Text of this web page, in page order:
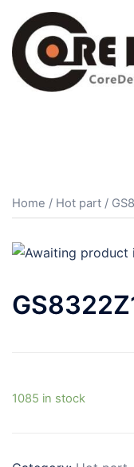
Home / Hot part /
1085 in stock